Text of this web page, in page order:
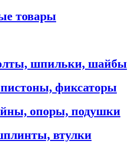
товары
шпильки, шайбы
фиксаторы
опоры, подушки
втулки